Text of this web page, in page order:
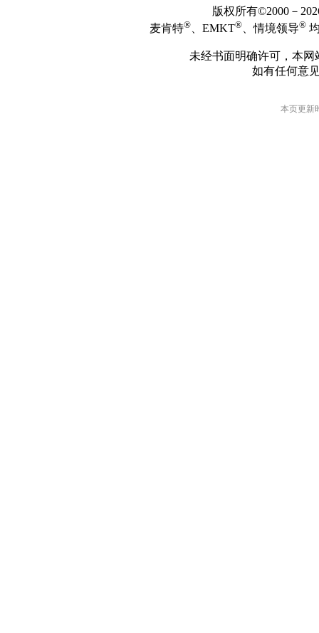
版权所有©2000－
麦肯特® 、EMKT® 、情境领导®
未经书面明确许可，本
如有任何意
本页更新